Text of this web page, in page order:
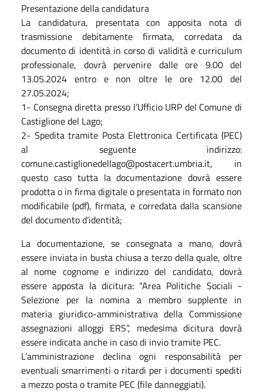
Presentazione della candidatura
La candidatura, presentata con apposita nota di
trasmissione debitamente firmata, corredata da
documento di identità in corso di validità e curriculum
professionale, dovrà pervenire dalle ore 9.00 del
13.05.2024 entro e non oltre le ore 12.00 del
27.05.2024;
1- Consegna diretta presso l’Ufficio URP del Comune di
Castiglione del Lago;
2- Spedita tramite Posta Elettronica Certificata (PEC)
al seguente indirizzo:
comune.castiglionedellago@postacert.umbria.it, in
questo caso tutta la documentazione dovrà essere
prodotta o in firma digitale o presentata in formato non
modificabile (pdf), firmata, e corredata dalla scansione
del documento d’identità;
La documentazione, se consegnata a mano, dovrà
essere inviata in busta chiusa a terzo della quale, oltre
al nome cognome e indirizzo del candidato, dovrà
essere apposta la dicitura: “Area Politiche Sociali -
Selezione per la nomina a membro supplente in
materia giuridico-amministrativa della Commissione
assegnazioni alloggi ERS”, medesima dicitura dovrà
essere indicata anche in caso di invio tramite PEC.
L’amministrazione declina ogni responsabilità per
eventuali smarrimenti o ritardi per i documenti spediti
a mezzo posta o tramite PEC (file danneggiati).